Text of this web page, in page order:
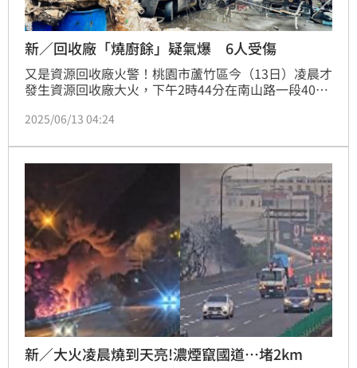
新／回收廠「燒廚餘」疑氣爆 6人受傷
又是資源回收廠火警！桃園市蘆竹區今（13日）凌晨才
發生資源回收廠大火，下午2時44分在南山路一段400
防車18輛、救護車8輛以及50名消防人員搶救。初步瞭
金額待查，起火原因調查中。
2025/06/13 04:24
新／大火凌晨燒到天亮!濃煙竄國道…堵2km